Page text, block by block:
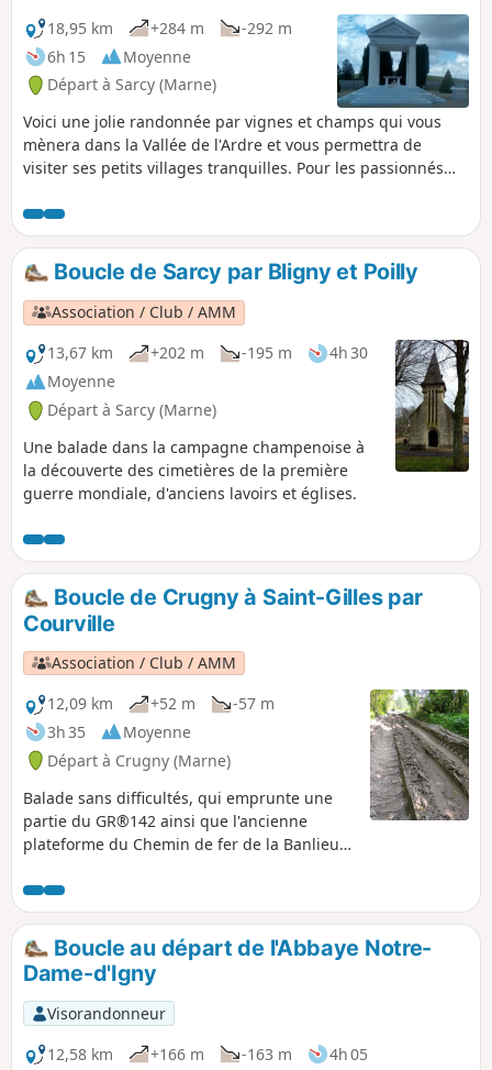
18,95 km
+284 m
-292 m
6h 15
Moyenne
Départ à Sarcy (Marne)
Voici une jolie randonnée par vignes et champs qui vous
mènera dans la Vallée de l'Ardre et vous permettra de
visiter ses petits villages tranquilles. Pour les passionnés
Guerre. Beaucoup de vignes et de champs, peu de bois et
donc peu d'ombre. Quelques portions sur de petites routes
peu fréquentées.
Boucle de Sarcy par Bligny et Poilly
Association / Club / AMM
13,67 km
+202 m -195 m
4h 30
Moyenne
Départ à Sarcy (Marne)
Une balade dans la campagne champenoise à
la découverte des cimetières de la première
guerre mondiale, d'anciens lavoirs et églises.
Boucle de Crugny à Saint-Gilles par
Courville
Association / Club / AMM
12,09 km
+52 m
-57 m
3h 35
Moyenne
Départ à Crugny (Marne)
Balade sans difficultés, qui emprunte une
partie du GR®142 ainsi que l'ancienne
plateforme du Chemin de fer de la Banlieue
Boucle au départ de l'Abbaye Notre-
Dame-d'Igny
Visorandonneur
12,58 km
+166 m -163 m
4h 05